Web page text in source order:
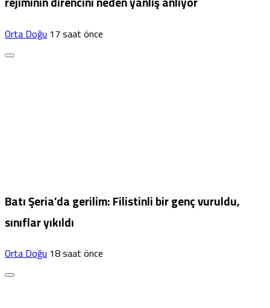
Orta Doğu17 saat önce
Batı Şeria’da gerilim: Filistinli bir genç vuruldu,
sınıflar yıkıldı
Orta Doğu18 saat önce